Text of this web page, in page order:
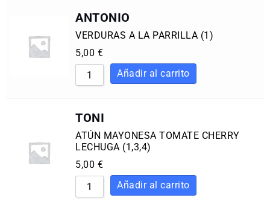
ANTONIO
VERDURAS A LA PARRILLA (1)
5,00 €
TONI
ATÚN MAYONESA TOMATE CHERRY
LECHUGA (1,3,4)
5,00 €